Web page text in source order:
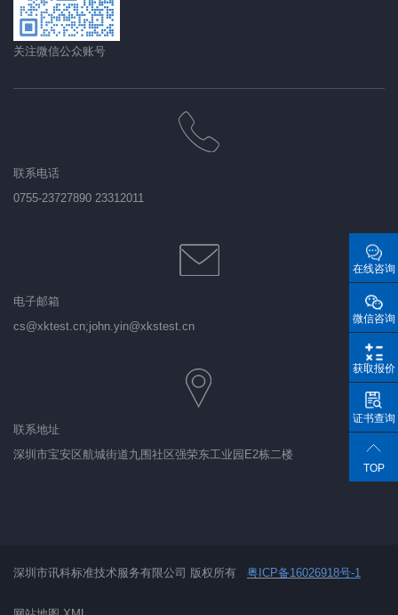
关注微信公众账号
联系电话
0755-23727890 23312011
电子邮箱
cs@xktest.cn;john.yin@xkstest.cn
联系地址
深圳市宝安区航城街道九围社区强荣东工业园E2栋二楼
深圳市讯科标准技术服务有限公司 版权所有 粤ICP备16026918号-1
在线咨询
微信咨询
获取报价
证书查询
TOP